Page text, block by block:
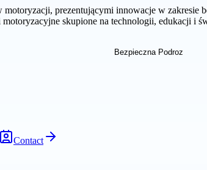
prezentującymi innowacje w zakresie
skupione na technologii, edukacji i
Contact